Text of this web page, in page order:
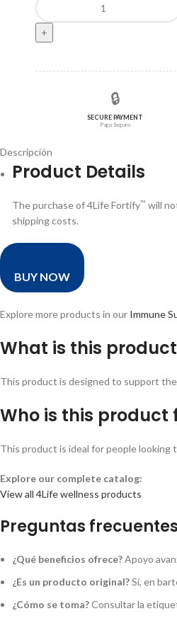
$40,43.
🇮🇪
cantidad
🔒
SECURE PAYMENT
Pago Seguro
Descripción
Product Details
The purchase of 4Life Fortify™ will
shipping costs.
BUY NOW
Explore more products in our Immune
What is this
This product is designed to support
Who is this product
This product is ideal for people looking
Explore our complete catalog:
View all 4Life wellness products
Preguntas
¿Qué beneficios ofrece?Apoyo
¿Es un producto original?Sí, en
¿Cómo se toma?Consultar la